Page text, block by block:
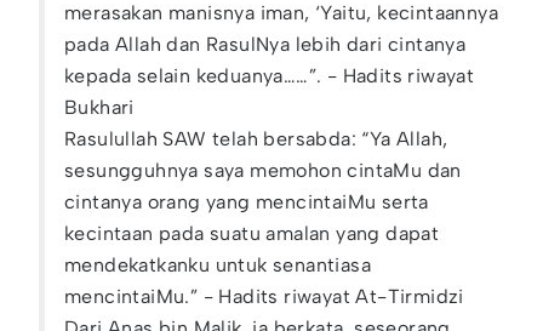
merasakan manisnya iman, ‘Yaitu, kecintaannya
pada Allah dan RasulNya lebih dari cintanya
kepada selain keduanya……”. - Hadits riwayat
Bukhari
Rasulullah SAW telah bersabda: “Ya Allah,
sesungguhnya saya memohon cintaMu dan
cintanya orang yang mencintaiMu serta
kecintaan pada suatu amalan yang dapat
mendekatkanku untuk senantiasa
mencintaiMu.” - Hadits riwayat At-Tirmidzi